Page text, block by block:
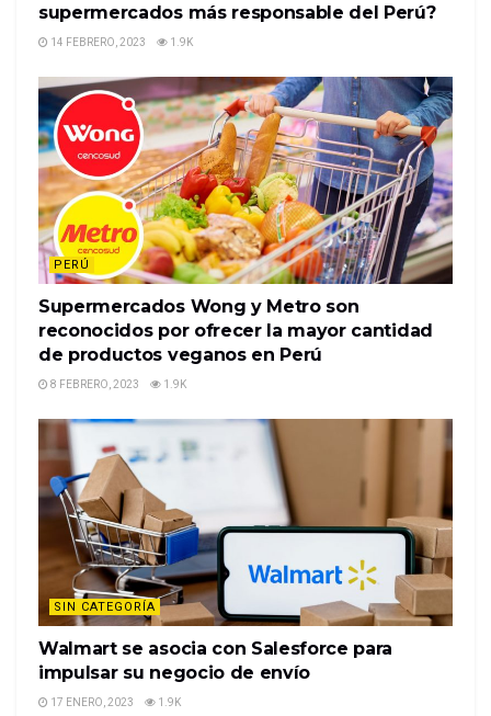
supermercados más responsable del Perú?
14 FEBRERO, 2023 1.9K
PERÚ
Supermercados Wong y Metro son
reconocidos por ofrecer la mayor cantidad
de productos veganos en Perú
8 FEBRERO, 2023 1.9K
SIN CATEGORÍA
Walmart se asocia con Salesforce para
impulsar su negocio de envío
17 ENERO, 2023 1.9K